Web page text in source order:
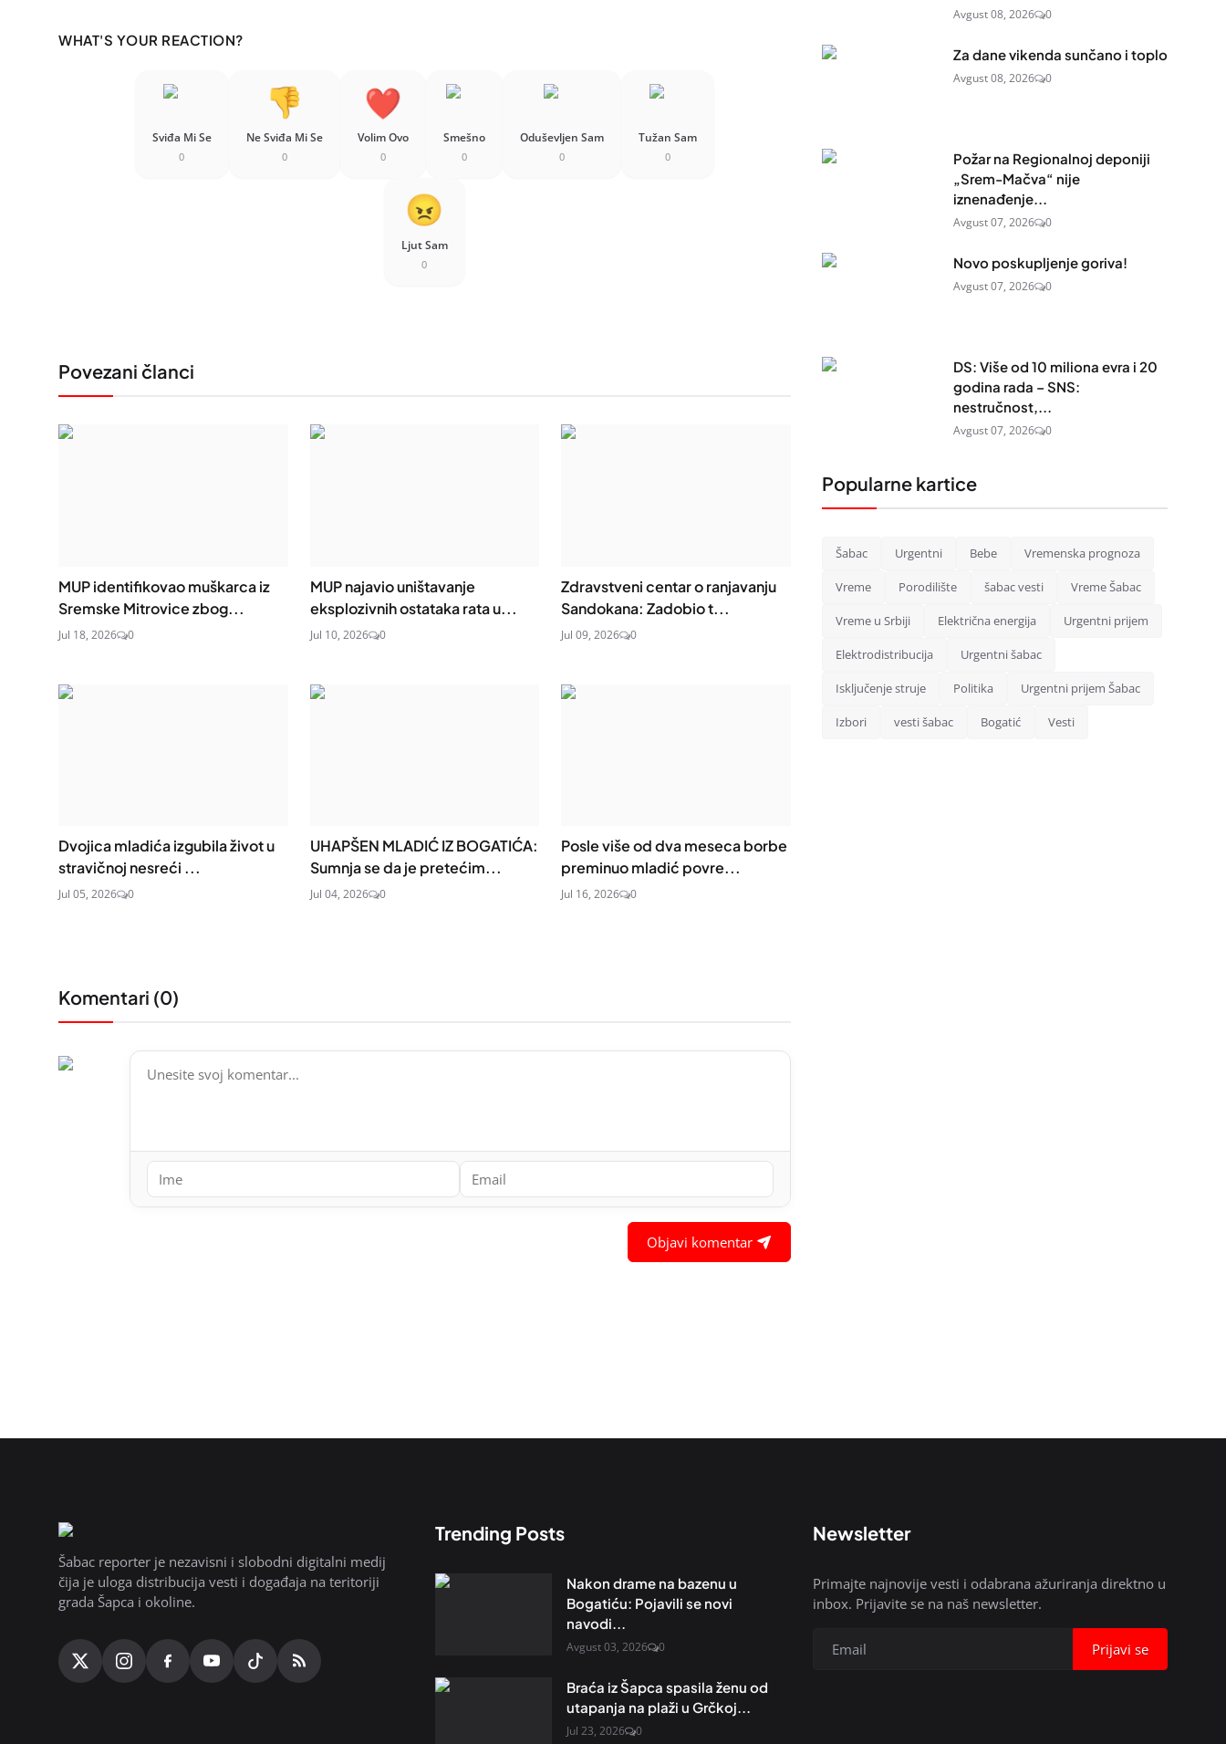
WHAT'S YOUR REACTION?
Sviđa Mi Se
0
Ne Sviđa Mi Se
0
Volim Ovo
0
Smešno
0
Oduševljen Sam
0
Tužan Sam
0
Ljut Sam
0
Povezani članci
MUP identifikovao muškarca iz
Sremske Mitrovice zbog...
Jul 18, 2026 0
MUP najavio uništavanje
eksplozivnih ostataka rata u...
Jul 10, 2026 0
Zdravstveni centar o ranjavanju
Sandokana: Zadobio t...
Jul 09, 2026 0
Dvojica mladića izgubila život u
stravičnoj nesreći ...
Jul 05, 2026 0
UHAPŠEN MLADIĆ IZ BOGATIĆA:
Sumnja se da je pretećim...
Jul 04, 2026 0
Posle više od dva meseca borbe
preminuo mladić povre...
Jul 16, 2026 0
Komentari (0)
Objavi komentar
Avgust 08, 2026 0
Za dane vikenda sunčano i toplo
Avgust 08, 2026 0
Požar na Regionalnoj deponiji
„Srem-Mačva“ nije
iznenađenje...
Avgust 07, 2026 0
Novo poskupljenje goriva!
Avgust 07, 2026 0
DS: Više od 10 miliona evra i 20
godina rada – SNS:
nestručnost,...
Avgust 07, 2026 0
Popularne kartice
Šabac Urgentni Bebe Vremenska prognoza
Vreme Porodilište šabac vesti Vreme Šabac
Vreme u Srbiji Električna energija Urgentni prijem
Elektrodistribucija Urgentni šabac
Isključenje struje Politika Urgentni prijem Šabac
Izbori vesti šabac Bogatić Vesti
Šabac reporter je nezavisni i slobodni digitalni medij
čija je uloga distribucija vesti i događaja na teritoriji
grada Šapca i okoline.
Trending Posts
Nakon drame na bazenu u
Bogatiću: Pojavili se novi
navodi...
Avgust 03, 2026 0
Braća iz Šapca spasila ženu od
utapanja na plaži u Grčkoj...
Jul 23, 2026 0
Newsletter
Primajte najnovije vesti i odabrana ažuriranja direktno u
inbox. Prijavite se na naš newsletter.
Prijavi se